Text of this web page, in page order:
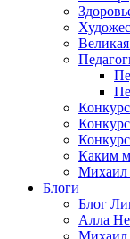
Конкурс
Каким
Блоги
Блог
Алла